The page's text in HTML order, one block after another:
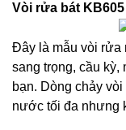
Vòi rửa bát KB605
Đây là mẫu vòi rửa
sang trọng, cầu kỳ,
bạn. Dòng chảy
nước tối đa nhưng